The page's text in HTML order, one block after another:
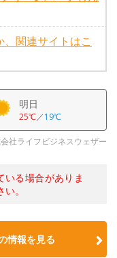
関連サイトはこ
明日
25℃／19℃
社ライフビジネスウェザー
る場合がありま
。
情報を見る